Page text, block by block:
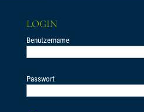
LOGIN
Benutzername
Passwort